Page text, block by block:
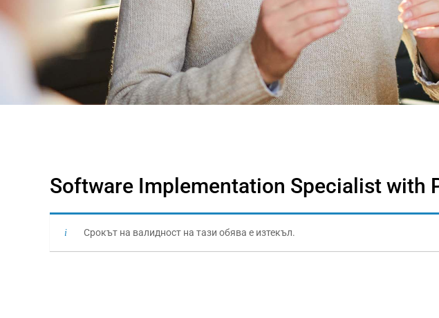
Software Implementation Specialist with
Срокът на валидност на тази обява е изтекъл.